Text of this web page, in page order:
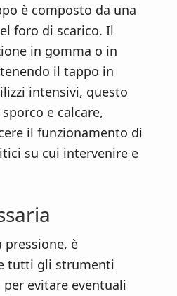
è composto da una
foro di scarico. Il
in gomma o in
il tappo in
intensivi, questo
e calcare,
il funzionamento di
su cui intervenire e
pressione, è
tutti gli strumenti
evitare eventuali